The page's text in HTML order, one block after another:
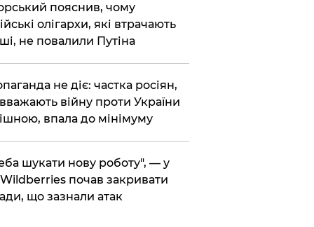
пояснив, чому
олігархи, які втрачають
не повалили Путіна
не діє: частка росіян,
війну проти України
впала до мінімуму
шукати нову роботу", — у
почав закривати
що зазнали атак